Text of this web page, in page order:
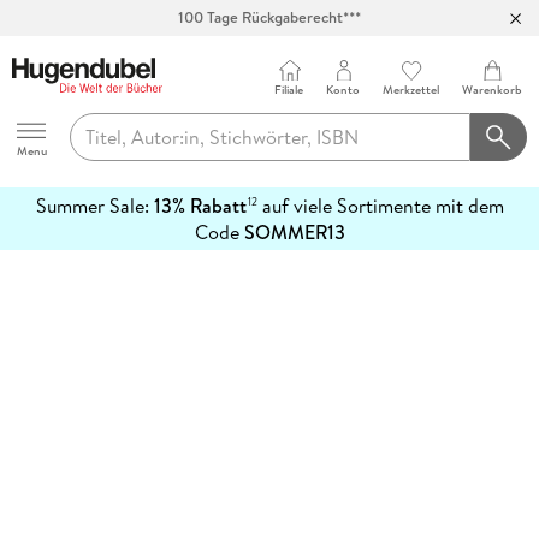
100 Tage Rückgaberecht***
Hugendubel
Menu
Filiale Konto Merkzettel Warenkorb
Summer Sale: 13% Rabatt12auf viele Sortimente mit dem
CodeSOMMER13
erfahren